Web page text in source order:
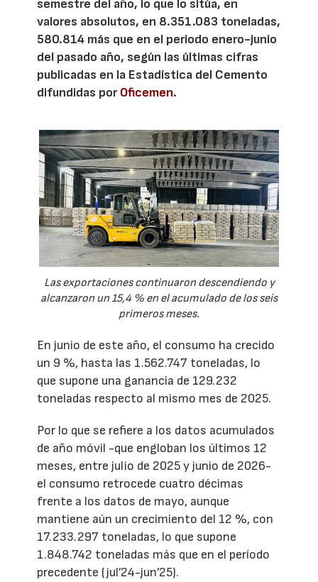
semestre del año, lo que lo sitúa, en
valores absolutos, en 8.351.083 toneladas,
580.814 más que en el periodo enero-junio
del pasado año, según las últimas cifras
publicadas en la Estadística del Cemento
difundidas porOficemen.
Las exportaciones continuaron descendiendo y
alcanzaron un 15,4 % en el acumulado de los seis
primeros meses.
En junio de este año, el consumo ha crecido
un 9 %, hasta las 1.562.747 toneladas, lo
que supone una ganancia de 129.232
toneladas respecto al mismo mes de 2025.
Por lo que se refiere a los datos acumulados
de año móvil -que engloban los últimos 12
meses, entre julio de 2025 y junio de 2026-
el consumo retrocede cuatro décimas
frente a los datos de mayo, aunque
mantiene aún un crecimiento del 12 %, con
17.233.297 toneladas, lo que supone
1.848.742 toneladas más que en el período
precedente (jul’24-jun’25).